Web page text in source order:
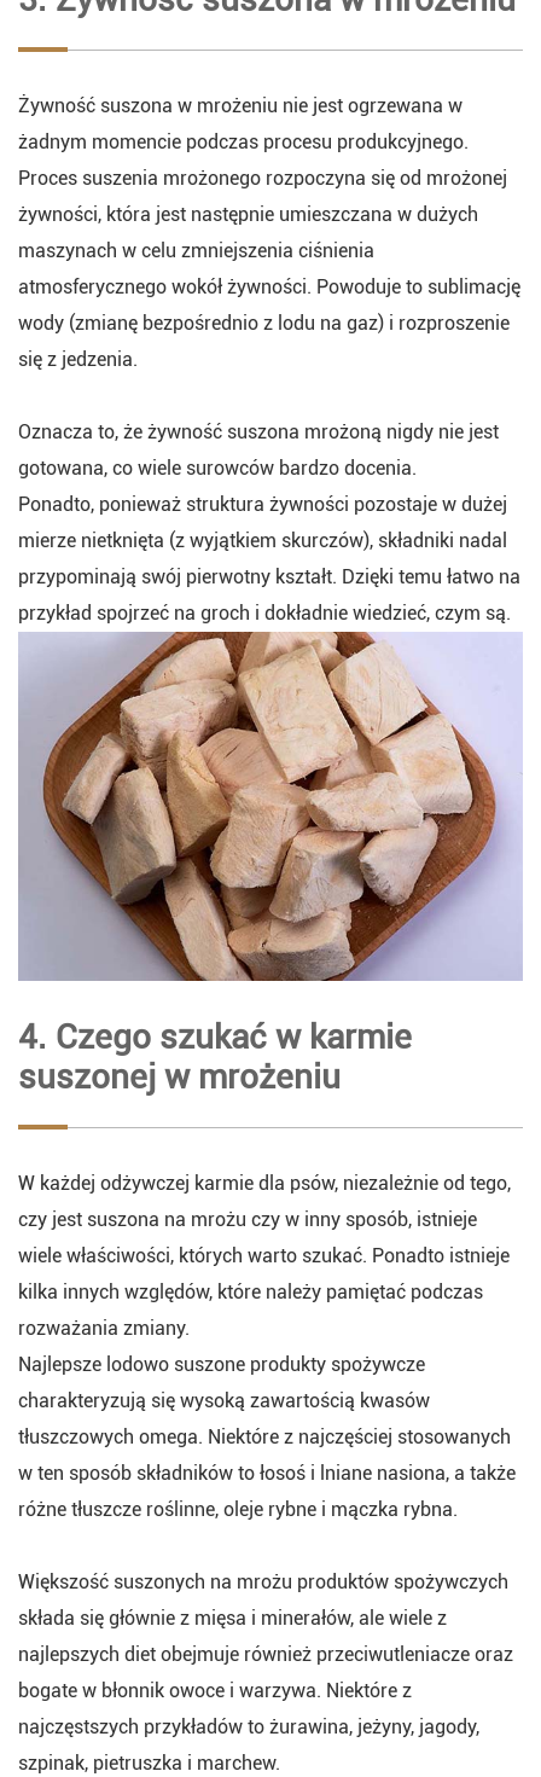
Żywność suszona w mrożeniu nie jest ogrzewana w
żadnym momencie podczas procesu produkcyjnego.
Proces suszenia mrożonego rozpoczyna się od mrożonej
żywności, która jest następnie umieszczana w dużych
maszynach w celu zmniejszenia ciśnienia
atmosferycznego wokół żywności. Powoduje to sublimację
wody (zmianę bezpośrednio z lodu na gaz) i rozproszenie
się z jedzenia.
Oznacza to, że żywność suszona mrożoną nigdy nie jest
gotowana, co wiele surowców bardzo docenia.
Ponadto, ponieważ struktura żywności pozostaje w dużej
mierze nietknięta (z wyjątkiem skurczów), składniki nadal
przypominają swój pierwotny kształt. Dzięki temu łatwo na
przykład spojrzeć na groch i dokładnie wiedzieć, czym są.
4. Czego szukać w karmie
suszonej w mrożeniu
W każdej odżywczej karmie dla psów, niezależnie od tego,
czy jest suszona na mrożu czy w inny sposób, istnieje
wiele właściwości, których warto szukać. Ponadto istnieje
kilka innych względów, które należy pamiętać podczas
rozważania zmiany.
Najlepsze lodowo suszone produkty spożywcze
charakteryzują się wysoką zawartością kwasów
tłuszczowych omega. Niektóre z najczęściej stosowanych
w ten sposób składników to łosoś i lniane nasiona, a także
różne tłuszcze roślinne, oleje rybne i mączka rybna.
Większość suszonych na mrożu produktów spożywczych
składa się głównie z mięsa i minerałów, ale wiele z
najlepszych diet obejmuje również przeciwutleniacze oraz
bogate w błonnik owoce i warzywa. Niektóre z
najczęstszych przykładów to żurawina, jeżyny, jagody,
szpinak, pietruszka i marchew.